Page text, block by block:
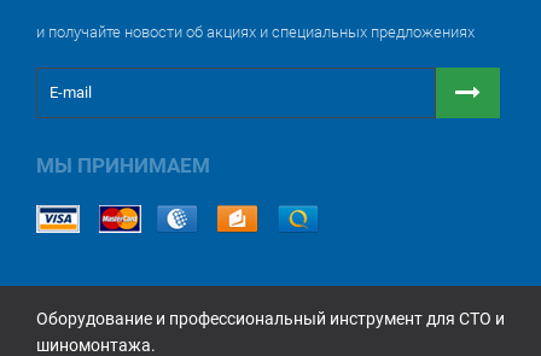
и получайте новости об акциях и специальных предложениях
МЫ ПРИНИМАЕМ
Оборудование и профессиональный инструмент для СТО и
шиномонтажа.